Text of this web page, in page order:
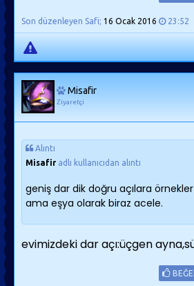
Son düzenleyen Safi; 16 Ocak 2016 23:52
Misafir
Ziyaretçi
Alıntı
Misafir adlı kullanıcıdan alıntı
geniş dar dik doğru açılara
ama eşya olarak biraz acele.
evimizdeki dar açı:üçgen